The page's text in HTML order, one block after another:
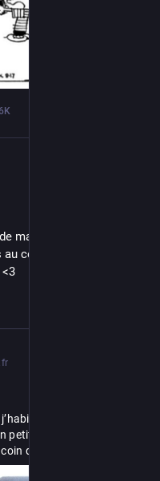
K
mai prochain \o/
courant, j'en parle dans
depuis 2019 dans
petit village au milieu de
de paradis naturel,
coins de forêt, nous